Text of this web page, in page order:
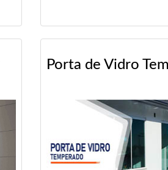
Porta de Vidro